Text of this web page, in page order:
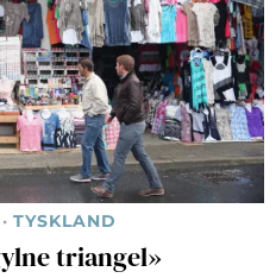
· TYSKLAND
triangel»